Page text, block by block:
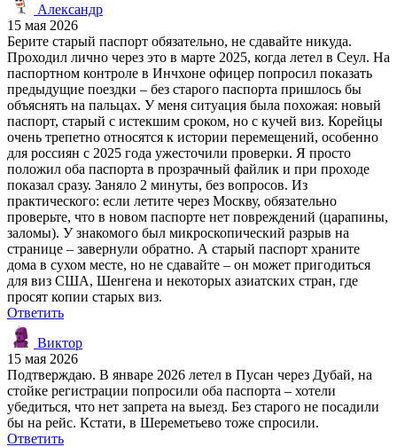
Александр
15 мая 2026
Берите старый паспорт обязательно, не сдавайте никуда.
Проходил лично через это в марте 2025, когда летел в Сеул. На
паспортном контроле в Инчхоне офицер попросил показать
предыдущие поездки – без старого паспорта пришлось бы
объяснять на пальцах. У меня ситуация была похожая: новый
паспорт, старый с истекшим сроком, но с кучей виз. Корейцы
очень трепетно относятся к истории перемещений, особенно
для россиян с 2025 года ужесточили проверки. Я просто
положил оба паспорта в прозрачный файлик и при проходе
показал сразу. Заняло 2 минуты, без вопросов. Из
практического: если летите через Москву, обязательно
проверьте, что в новом паспорте нет повреждений (царапины,
заломы). У знакомого был микроскопический разрыв на
странице – завернули обратно. А старый паспорт храните
дома в сухом месте, но не сдавайте – он может пригодиться
для виз США, Шенгена и некоторых азиатских стран, где
просят копии старых виз.
Ответить
Виктор
15 мая 2026
Подтверждаю. В январе 2026 летел в Пусан через Дубай, на
стойке регистрации попросили оба паспорта – хотели
убедиться, что нет запрета на выезд. Без старого не посадили
бы на рейс. Кстати, в Шереметьево тоже спросили.
Ответить